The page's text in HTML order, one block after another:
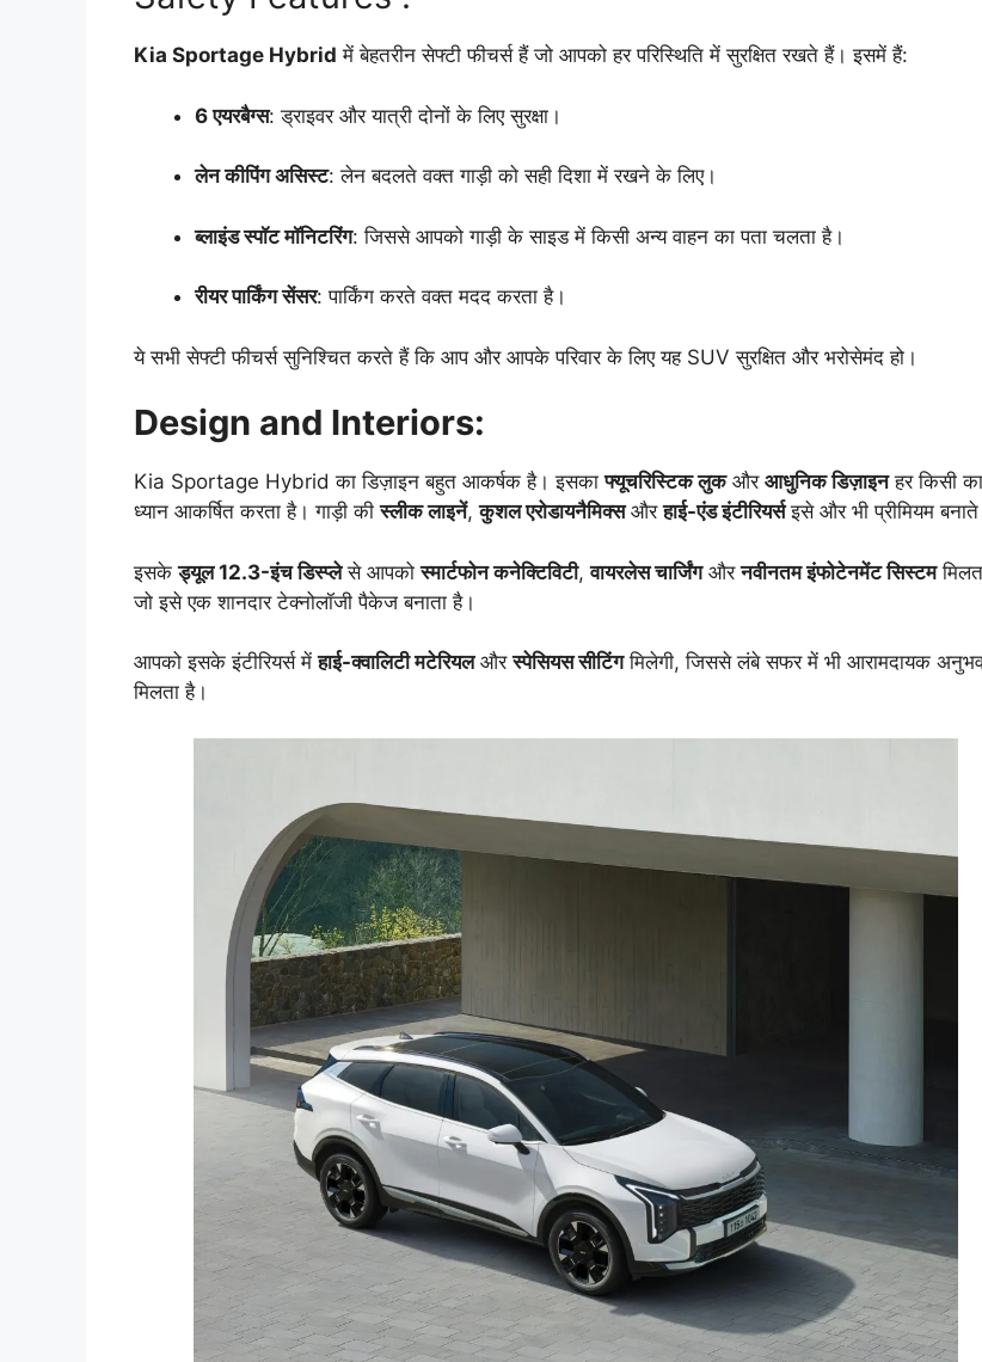
Kia Sportage Hybrid में बेहतरीन सेफ्टी फीचर्स हैं जो आपको हर परिस्थिति में सुरक्षित रखते हैं। इसमें हैं:
6 एयरबैग्स: ड्राइवर और यात्री दोनों के लिए सुरक्षा।
लेन कीपिंग असिस्ट: लेन बदलते वक्त गाड़ी को सही दिशा में रखने के लिए।
ब्लाइंड स्पॉट मॉनिटरिंग: जिससे आपको गाड़ी के साइड में किसी अन्य वाहन का पता चलता है।
रीयर पार्किंग सेंसर: पार्किंग करते वक्त मदद करता है।
ये सभी सेफ्टी फीचर्स सुनिश्चित करते हैं कि आप और आपके परिवार के लिए यह SUV सुरक्षित और भरोसेमंद हो।
Design and Interiors:
Kia Sportage Hybrid का डिज़ाइन बहुत आकर्षक है। इसकाफ्यूचरिस्टिक लुकऔर आधुनिक डिज़ाइनहर किसी का
ध्यान आकर्षित करता है। गाड़ी कीस्लीक लाइनें,कुशल एरोडायनैमिक्सऔरहाई-एंड इंटीरियर्सइसे और भी प्रीमियम
इसकेड्यूल 12.3-इंच डिस्प्लेसे आपकोस्मार्टफोन कनेक्टिविटी,वायरलेस चार्जिंगऔरनवीनतम इंफोटेनमेंट सिस्टम
जो इसे एक शानदार टेक्नोलॉजी पैकेज बनाता है।
आपको इसके इंटीरियर्स मेंहाई-क्वालिटी मटेरियलऔरस्पेसियस सीटिंगमिलेगी, जिससे लंबे सफर में भी आरामदायक
मिलता है।